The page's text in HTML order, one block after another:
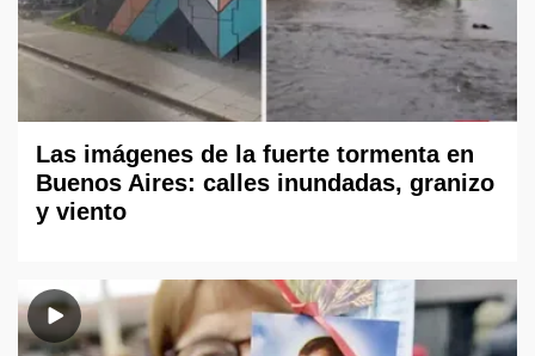
Las imágenes de la fuerte tormenta en
Buenos Aires: calles inundadas, granizo
y viento